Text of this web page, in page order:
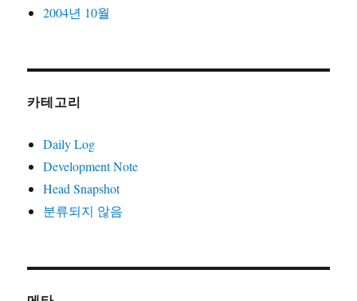
2004년 10월
카테고리
Daily Log
Development Note
Head Snapshot
분류되지 않음